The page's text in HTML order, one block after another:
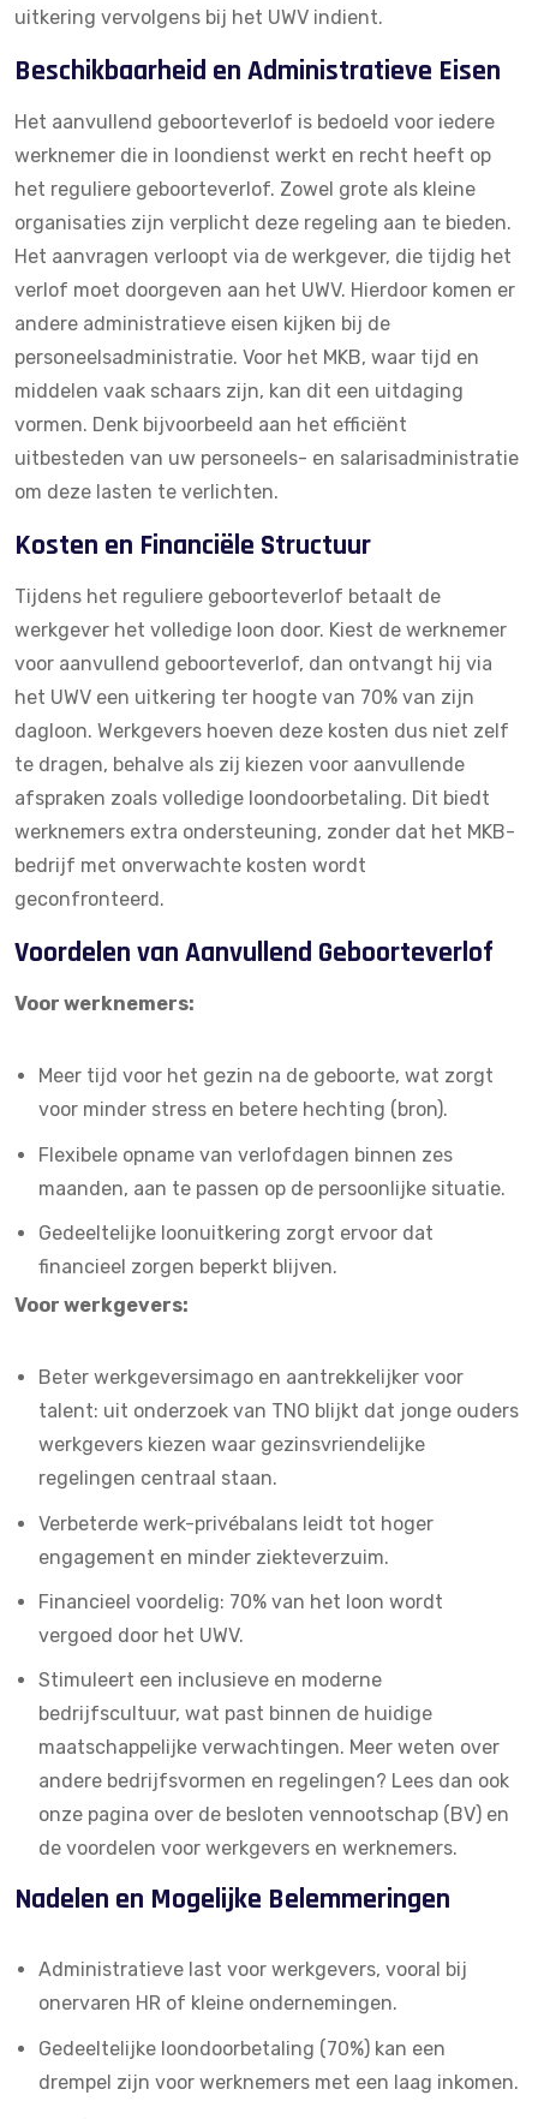
uitkering vervolgens bij het UWV indient.
Beschikbaarheid en Administratieve Eisen
Het aanvullend geboorteverlof is bedoeld voor iedere
werknemer die in loondienst werkt en recht heeft op
het reguliere geboorteverlof. Zowel grote als kleine
organisaties zijn verplicht deze regeling aan te bieden.
Het aanvragen verloopt via de werkgever, die tijdig het
verlof moet doorgeven aan het UWV. Hierdoor komen er
andere administratieve eisen kijken bij de
personeelsadministratie. Voor het MKB, waar tijd en
middelen vaak schaars zijn, kan dit een uitdaging
vormen. Denk bijvoorbeeld aan het efficiënt
uitbesteden van uw personeels- en salarisadministratie
om deze lasten te verlichten.
Kosten en Financiële Structuur
Tijdens het reguliere geboorteverlof betaalt de
werkgever het volledige loon door. Kiest de werknemer
voor aanvullend geboorteverlof, dan ontvangt hij via
het UWV een uitkering ter hoogte van 70% van zijn
dagloon. Werkgevers hoeven deze kosten dus niet zelf
te dragen, behalve als zij kiezen voor aanvullende
afspraken zoals volledige loondoorbetaling. Dit biedt
werknemers extra ondersteuning, zonder dat het MKB-
bedrijf met onverwachte kosten wordt
geconfronteerd.
Voordelen van Aanvullend Geboorteverlof
Voor werknemers:
Meer tijd voor het gezin na de geboorte, wat zorgt
voor minder stress en betere hechting (bron).
Flexibele opname van verlofdagen binnen zes
maanden, aan te passen op de persoonlijke situatie.
Gedeeltelijke loonuitkering zorgt ervoor dat
financieel zorgen beperkt blijven.
Voor werkgevers:
Beter werkgeversimago en aantrekkelijker voor
talent: uit onderzoek van TNO blijkt dat jonge ouders
werkgevers kiezen waar gezinsvriendelijke
regelingen centraal staan.
Verbeterde werk-privébalans leidt tot hoger
engagement en minder ziekteverzuim.
Financieel voordelig: 70% van het loon wordt
vergoed door het UWV.
Stimuleert een inclusieve en moderne
bedrijfscultuur, wat past binnen de huidige
maatschappelijke verwachtingen. Meer weten over
andere bedrijfsvormen en regelingen? Lees dan ook
onze pagina over de besloten vennootschap (BV) en
de voordelen voor werkgevers en werknemers.
Nadelen en Mogelijke Belemmeringen
Administratieve last voor werkgevers, vooral bij
onervaren HR of kleine ondernemingen.
Gedeeltelijke loondoorbetaling (70%) kan een
drempel zijn voor werknemers met een laag inkomen.